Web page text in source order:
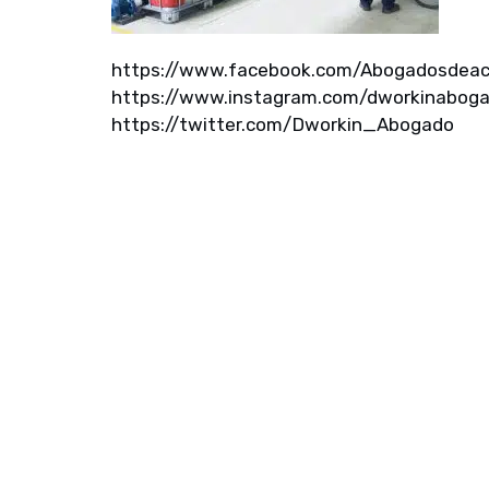
https://www.facebook.com/
https://www.instagram.com/
https://twitter.com/Dworkin_Abogado